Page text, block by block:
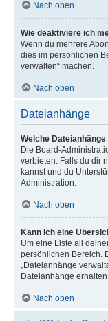
Nach oben
Wie deaktiviere ich
Wenn du mehrere
dies im persönlichen
verwalten“ machen.
Nach oben
Dateianhänge
Welche
Die Board-
verbieten. Falls du dir
kannst und du
Administration.
Nach oben
Kann ich eine
Um eine Liste all
persönlichen Bereich.
„Dateianhänge
Dateianhänge
Nach oben